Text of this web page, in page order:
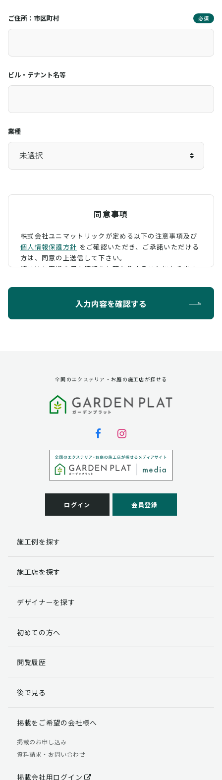
ご住所：市区町村 必須
ビル・テナント名等
業種
同意事項
株式会社ユニマットリックが定める以下の注意事項及び
個人情報保護方針 をご確認いただき、 ご承諾いただける
方は、同意の上送信して下さい。
弊社はお客様の個人情報をお預かりすることになります
ように定め、保護に努めております。
第三者への提供
弊社は法律で定められている場合を除いて、お客様の個
個人情報の取扱い業務の委託
弊社は事業運営上、お客様により良いサービスを提供す
るために業務の一部を外部に委託しており、業務委託先
客様には、貴殿の個人情報の利用目的の通知、開示、訂
理・機密保持などによりお客様の個人情報の漏洩防止に
個人情報提出の任意性
す。
らかじめご了承ください。
個人情報の開示請求について
る権利があります。
「個人情報の取り扱いについて」
【お問合せ先】 個人情報問合せ窓口
TEL：03-5411-7891（平日9:00 ～ 18:00）
入力内容を確認する
全国のエクステリア・お庭の施工店が探せる
ログイン 会員登録
施工例を探す
施工店を探す
デザイナーを探す
初めての方へ
閲覧履歴
後で見る
掲載をご希望の会社様へ
掲載のお申し込み
資料請求・お問い合わせ
掲載会社用ログイン